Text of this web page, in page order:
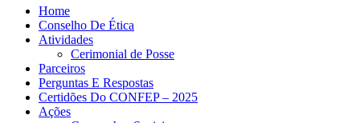
Home
Conselho De Ética
Atividades
Cerimonial de Posse
Parceiros
Perguntas E Respostas
Certidões Do CONFEP – 2025
Ações